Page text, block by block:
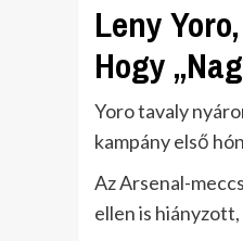
Leny
Hogy
Yoro tavaly
kampány első
Az Arsenal-
ellen is